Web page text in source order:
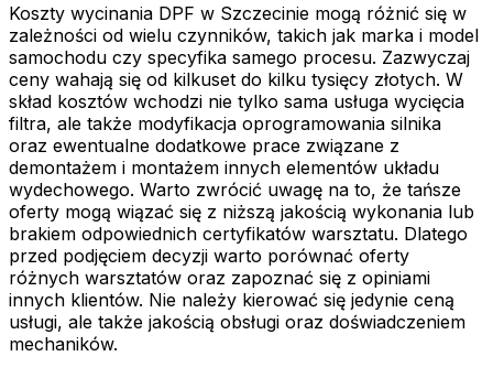
Koszty wycinania DPF w Szczecinie mogą różnić się w
zależności od wielu czynników, takich jak marka i model
samochodu czy specyfika samego procesu. Zazwyczaj
ceny wahają się od kilkuset do kilku tysięcy złotych. W
skład kosztów wchodzi nie tylko sama usługa wycięcia
filtra, ale także modyfikacja oprogramowania silnika
oraz ewentualne dodatkowe prace związane z
demontażem i montażem innych elementów układu
wydechowego. Warto zwrócić uwagę na to, że tańsze
oferty mogą wiązać się z niższą jakością wykonania lub
brakiem odpowiednich certyfikatów warsztatu. Dlatego
przed podjęciem decyzji warto porównać oferty
różnych warsztatów oraz zapoznać się z opiniami
innych klientów. Nie należy kierować się jedynie ceną
usługi, ale także jakością obsługi oraz doświadczeniem
mechaników.